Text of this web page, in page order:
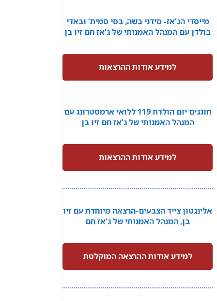
מייסדי הג’אז- סידני בשה, בסי סמית’ ובאדי
בולדן עם המנהל האמנותי של ג’אז חם זיו בן
למידע אודות ההרצאות
חוגגים יום הולדת 119 ללואי ארמסטרונג עם
המנהל האמנותי של ג’אז חם זיו בן
למידע אודות ההרצאות
אלינגטון צייד הצבעים-הרצאה מיוחדת עם זיו
בן, המנהל האמנותי של ג’אז חם
למידע אודות ההרצאה המוקלטת